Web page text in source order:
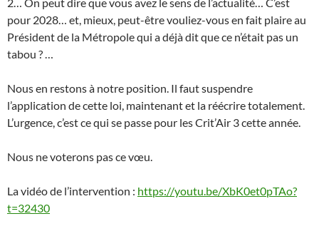
pour 2028… et, mieux, peut-être vouliez-vous en fait plaire au
Président de la Métropole qui a déjà dit que ce n’était pas un
tabou ? …
Nous en restons à notre position. Il faut suspendre
l’application de cette loi, maintenant et la réécrire totalement.
L’urgence, c’est ce qui se passe pour les Crit’Air 3 cette année.
Nous ne voterons pas ce vœu.
La vidéo de l’intervention : https://youtu.be/XbK0et0pTAo?
t=32430